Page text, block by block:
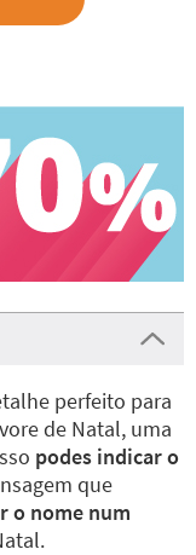
perfeito para
de Natal, uma
podes indicar o
que
o nome num